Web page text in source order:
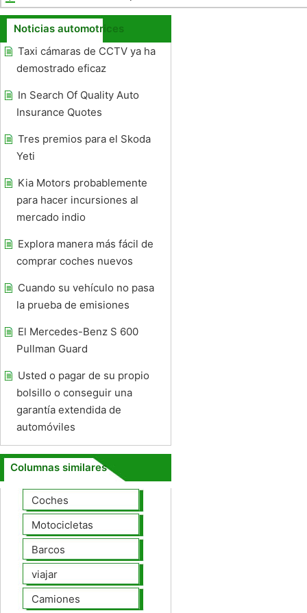
Noticias automotrices
Taxi cámaras de CCTV ya ha
demostrado eficaz
In Search Of Quality Auto
Insurance Quotes
Tres premios para el Skoda
Yeti
Kia Motors probablemente
para hacer incursiones al
mercado indio
Explora manera más fácil de
comprar coches nuevos
Cuando su vehículo no pasa
la prueba de emisiones
El Mercedes-Benz S 600
Pullman Guard
Usted o pagar de su propio
bolsillo o conseguir una
garantía extendida de
automóviles
Columnas similares
Coches
Motocicletas
Barcos
viajar
Camiones